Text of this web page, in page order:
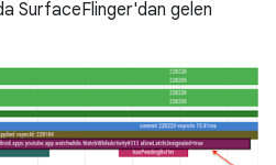
SurfaceFlinger'dan gelen